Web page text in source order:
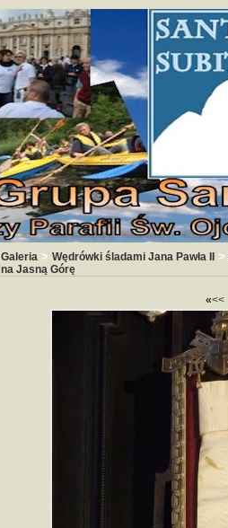
Galeria > Wędrówki śladami Jana Pawła II >
na Jasną Górę
«<<